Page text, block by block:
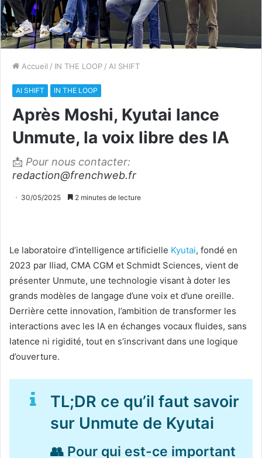
Accueil / IN THE LOOP / AI SHIFT
AI SHIFT IN THE LOOP
Après Moshi, Kyutai lance
Unmute, la voix libre des IA
📩 Pour nous contacter:
redaction@frenchweb.fr
30/05/2025 2 minutes de lecture
Le laboratoire d’intelligence artificielle Kyutai, fondé en
2023 par Iliad, CMA CGM et Schmidt Sciences, vient de
présenter Unmute, une technologie visant à doter les
grands modèles de langage d’une voix et d’une oreille.
Derrière cette innovation, l’ambition de transformer les
interactions avec les IA en échanges vocaux fluides, sans
latence ni rigidité, tout en s’inscrivant dans une logique
d’ouverture.
TL;DR ce qu’il faut savoir
sur Unmute de Kyutai
👥 Pour qui est-ce important